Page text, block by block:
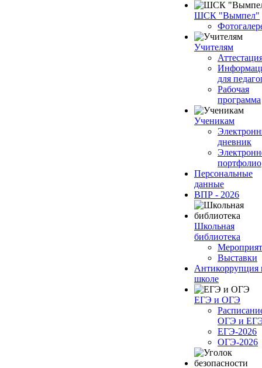
ШСК "Вымпел"
Учителям
для
Рабочая
программа
Ученикам
дневник
портфолио
Персональные
данные
ВПР - 2026
Школьная
библиотека
Выставки
Антикоррупция
школе
ЕГЭ и ОГЭ
ОГЭ и
ЕГЭ-2026
ОГЭ-2026